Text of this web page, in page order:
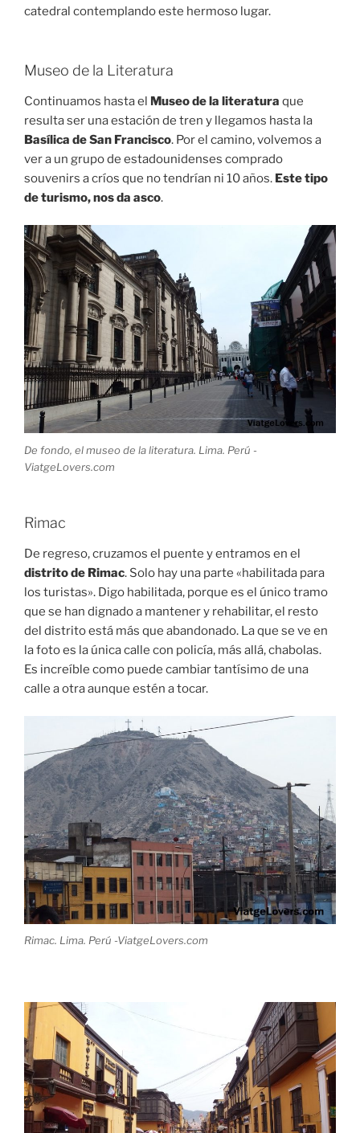
catedral contemplando este hermoso lugar.
Museo de la Literatura
Continuamos hasta el Museo de la literatura que
resulta ser una estación de tren y llegamos hasta la
Basílica de San Francisco. Por el camino, volvemos a
ver a un grupo de estadounidenses comprado
souvenirs a críos que no tendrían ni 10 años. Este tipo
de turismo, nos da asco.
De fondo, el museo de la literatura. Lima. Perú -
ViatgeLovers.com
Rimac
De regreso, cruzamos el puente y entramos en el
distrito de Rimac. Solo hay una parte «habilitada para
los turistas». Digo habilitada, porque es el único tramo
que se han dignado a mantener y rehabilitar, el resto
del distrito está más que abandonado. La que se ve en
la foto es la única calle con policía, más allá, chabolas.
Es increíble como puede cambiar tantísimo de una
calle a otra aunque estén a tocar.
Rimac. Lima. Perú -ViatgeLovers.com